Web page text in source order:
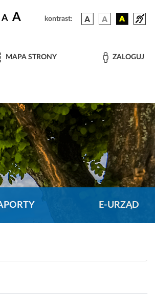
A A kontrast:
MAPA STRONY ZALOGUJ
E-URZĄD